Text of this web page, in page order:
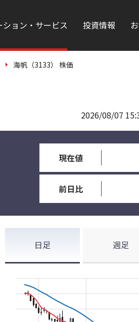
ション・サービス 投資情報
海帆（3133） 株価
2026/08/07
現在値
前日比
日足 週足